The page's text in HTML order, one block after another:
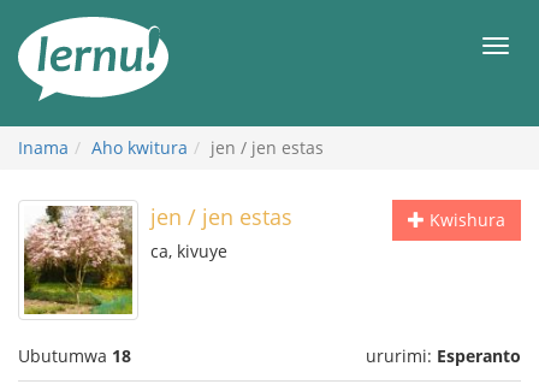
rupapuro
rw'ibirimwo
Inama Aho kwitura jen / jen estas
Kwishura
jen / jen estas
ca, kivuye
Ubutumwa 18 ururimi: Esperanto